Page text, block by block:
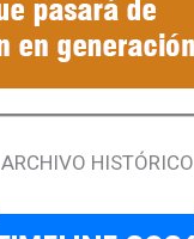
ARCHIVO HISTÓRICO